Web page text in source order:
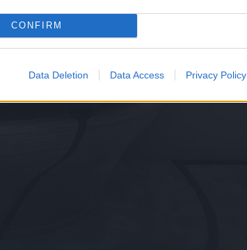
CONFIRM
Data Deletion Data Access Privacy Policy